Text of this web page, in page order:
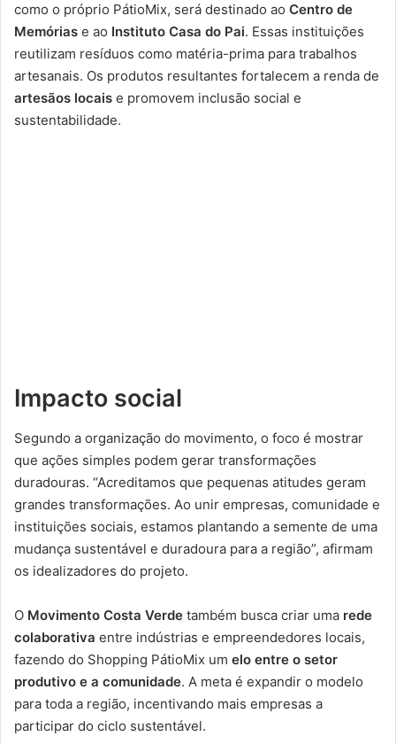
como o próprio PátioMix, será destinado ao Centro de
Memórias e ao Instituto Casa do Pai. Essas instituições
reutilizam resíduos como matéria-prima para trabalhos
artesanais. Os produtos resultantes fortalecem a renda de
artesãos locais e promovem inclusão social e
sustentabilidade.
Impacto social
Segundo a organização do movimento, o foco é mostrar
que ações simples podem gerar transformações
duradouras. “Acreditamos que pequenas atitudes geram
grandes transformações. Ao unir empresas, comunidade e
instituições sociais, estamos plantando a semente de uma
mudança sustentável e duradoura para a região”, afirmam
os idealizadores do projeto.
O Movimento Costa Verde também busca criar uma rede
colaborativa entre indústrias e empreendedores locais,
fazendo do Shopping PátioMix um elo entre o setor
produtivo e a comunidade. A meta é expandir o modelo
para toda a região, incentivando mais empresas a
participar do ciclo sustentável.